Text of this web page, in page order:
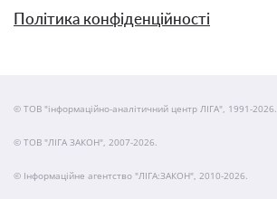
Політика конфіденційності
© ТОВ "інформаційно-аналітичний центр ЛІГА", 1991-2026.
© ТОВ "ЛІГА ЗАКОН", 2007-2026.
© Інформаційне агентство "ЛІГА:ЗАКОН", 2010-2026.